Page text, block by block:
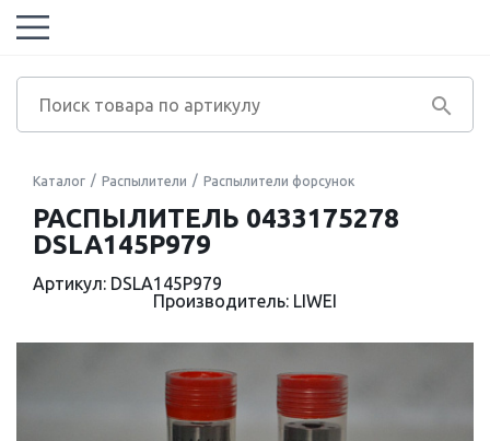
Каталог Распылители Распылители форсунок
РАСПЫЛИТЕЛЬ 0433175278
DSLA145P979
Артикул: DSLA145P979
Производитель: LIWEI